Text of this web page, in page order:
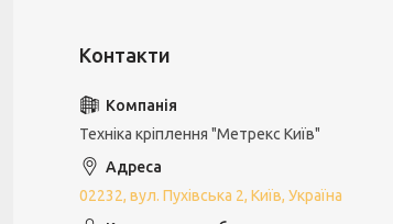
Техніка кріплення "Метрекс Київ"
02232, вул. Пухівська 2, Київ, Україна